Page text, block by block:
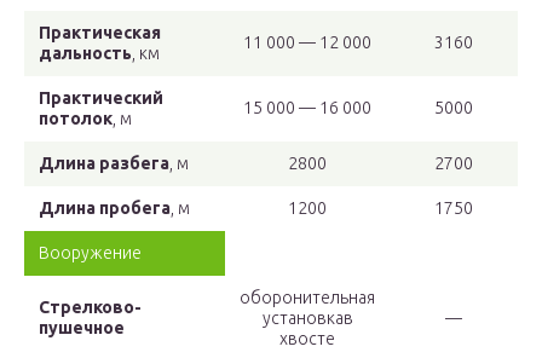
Практическая
дальность , км
11 000 — 12 000 3160
Практический
потолок , м
15 000 — 16 000 5000
Длина разбега , м 2800 2700
Длина пробега , м 1200 1750
Вооружение
Стрелково-
пушечное
оборонительная
установкав
хвосте
—